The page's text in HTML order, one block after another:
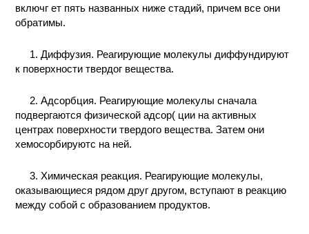
включг ет пять названных ниже стадий, причем все они
обратимы.
1. Диффузия. Реагирующие молекулы диффундируют
к поверхности твердог вещества.
2. Адсорбция. Реагирующие молекулы сначала
подвергаются физической адсор( ции на активных
центрах поверхности твердого вещества. Затем они
хемосорбируютс на ней.
3. Химическая реакция. Реагирующие молекулы,
оказывающиеся рядом друг другом, вступают в реакцию
между собой с образованием продуктов.